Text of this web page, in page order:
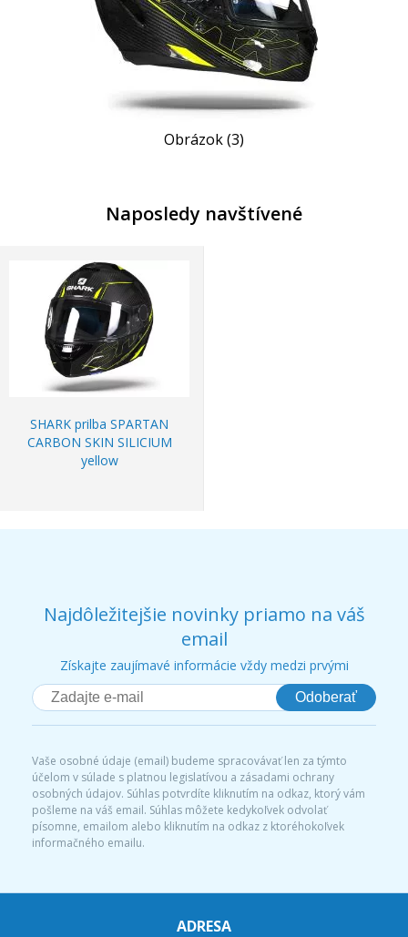
Obrázok (3)
Naposledy navštívené
SHARK prilba SPARTAN
CARBON SKIN SILICIUM
yellow
Najdôležitejšie novinky priamo na váš
email
Získajte zaujímavé informácie vždy medzi prvými
Odoberať
Vaše osobné údaje (email) budeme spracovávať len za týmto
účelom v súlade s platnou legislatívou a zásadami ochrany
osobných údajov. Súhlas potvrdíte kliknutím na odkaz, ktorý vám
pošleme na váš email. Súhlas môžete kedykoľvek odvolať
písomne, emailom alebo kliknutím na odkaz z ktoréhokoľvek
informačného emailu.
ADRESA